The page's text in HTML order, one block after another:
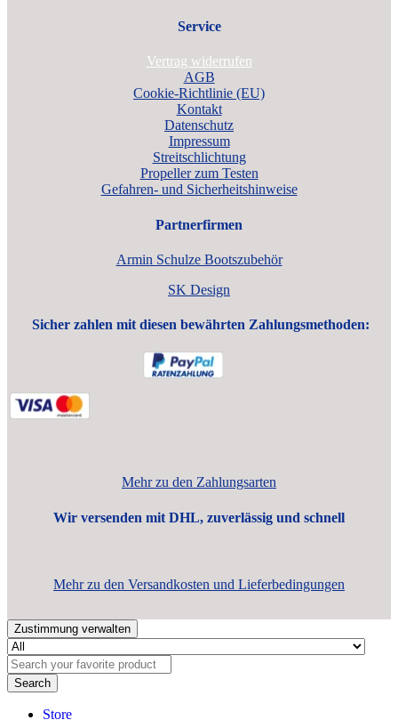
Service
Vertrag widerrufen
AGB
Cookie-Richtlinie (EU)
Kontakt
Datenschutz
Impressum
Streitschlichtung
Propeller zum Testen
Gefahren- und Sicherheitshinweise
Partnerfirmen
Armin Schulze Bootszubehör
SK Design
Sicher zahlen mit diesen bewährten Zahlungsmethoden:
Mehr zu den Zahlungsarten
Wir versenden mit DHL, zuverlässig und schnell
Mehr zu den Versandkosten und Lieferbedingungen
Zustimmung verwalten
Search
Store